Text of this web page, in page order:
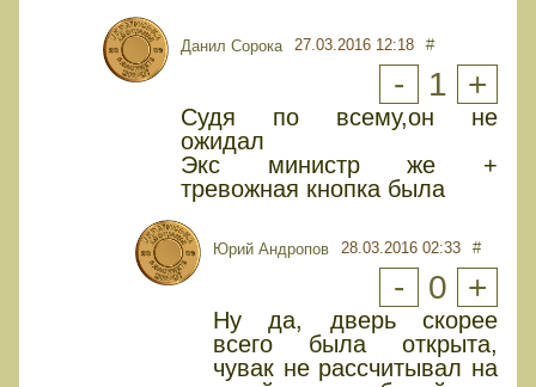
Данил Сорока 27.03.2016 12:18 #
- 1 +
Судя по всему,он не
ожидал
Экс министр же +
тревожная кнопка была
Юрий Андропов 28.03.2016 02:33 #
- 0 +
Ну да, дверь скорее
всего была открыта,
чувак не рассчитывал на